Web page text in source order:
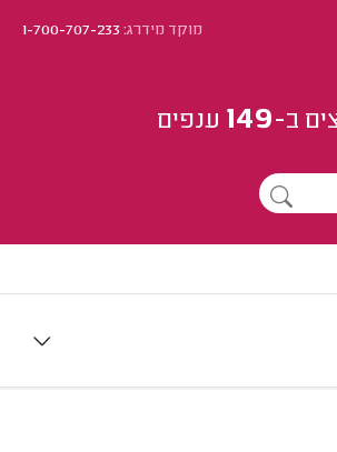
מוקד מידרג:1-700-707-233
ב-149 ענפים